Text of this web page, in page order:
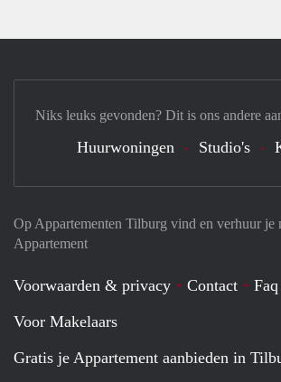
Op Appartementen Tilburg vind en verhuur je
Appartement
Voorwaarden & privacy Contact
Faq
Voor Makelaars
Gratis je Appartement aanbieden in
Niks leuks gevonden? Dit is ons andere
Huurwoningen Studio's